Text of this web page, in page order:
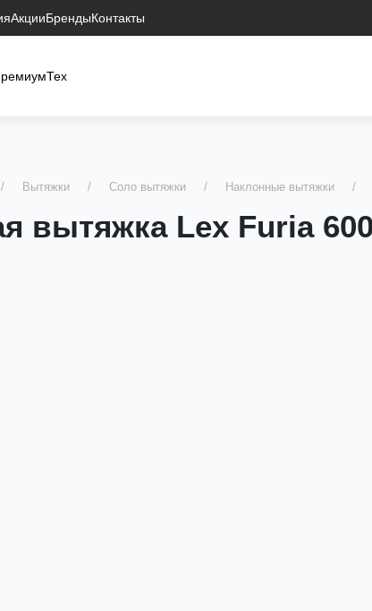
АкцииБрендыКонтакты
Вытяжки Соло вытяжки Наклонные вытяжки
вытяжка Lex Furia